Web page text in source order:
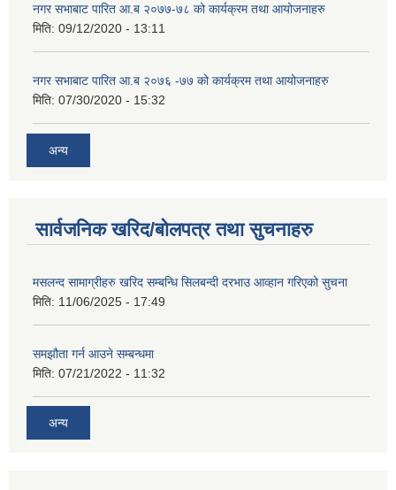
नगर सभाबाट पारित आ.ब २०७७-७८ को कार्यक्रम तथा आयोजनाहरु
मिति: 09/12/2020 - 13:11
नगर सभाबाट पारित आ.ब २०७६ -७७ को कार्यक्रम तथा आयोजनाहरु
मिति: 07/30/2020 - 15:32
अन्य
सार्वजनिक खरिद/बोलपत्र तथा सुचनाहरु
मसलन्द सामाग्रीहरु खरिद सम्बन्धि सिलबन्दी दरभाउ आव्हान गरिएको सुचना
मिति: 11/06/2025 - 17:49
समझौता गर्न आउने सम्बन्धमा
मिति: 07/21/2022 - 11:32
अन्य